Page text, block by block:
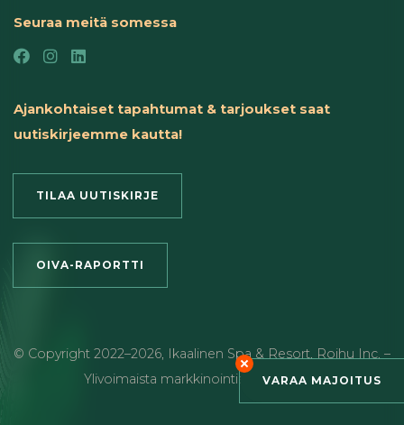
VARAA MAJOITUS
Seuraa meitä somessa
Ajankohtaiset tapahtumat & tarjoukset saat
uutiskirjeemme kautta!
TILAA UUTISKIRJE
OIVA-RAPORTTI
© Copyright 2022–2026, Ikaalinen Spa & Resort, Roihu Inc. –
Ylivoimaista markkinointia ja viestintää